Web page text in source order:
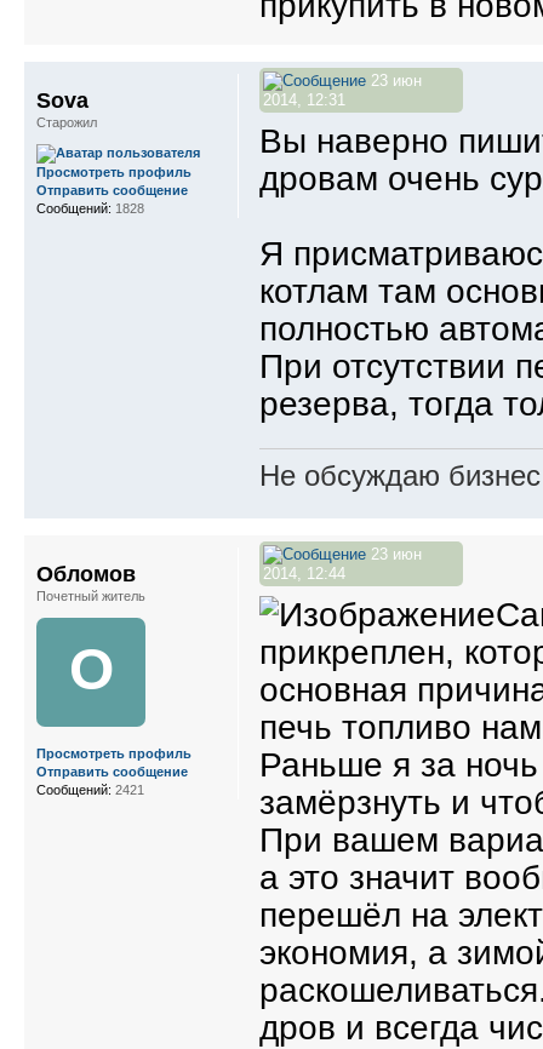
23 июн
2014, 12:31
Вы наверно
дровам очень
Я
котлам там
полностью
При отсутствии
резерва, тогда
Не обсуждаю
Sova
Старожил
Просмотреть профиль
Отправить сообщение
Сообщений: 1828
23 июн
2014, 12:44
прикреплен,
основная
печь топливо
Раньше я за
замёрзнуть и
При вашем
а это значит
перешёл на
экономия, а
дров и всегда
Обломов
Почетный житель
О
Просмотреть профиль
Отправить сообщение
Сообщений: 2421